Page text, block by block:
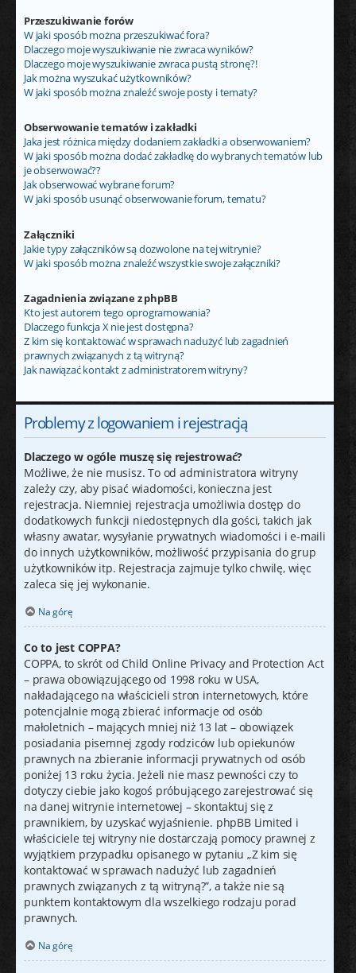
Przeszukiwanie forów
W jaki sposób można przeszukiwać fora?
Dlaczego moje wyszukiwanie nie zwraca wyników?
Dlaczego moje wyszukiwanie zwraca pustą stronę?!
Jak można wyszukać użytkowników?
W jaki sposób można znaleźć swoje posty i tematy?
Obserwowanie tematów i zakładki
Jaka jest różnica między dodaniem zakładki a obserwowaniem?
W jaki sposób można dodać zakładkę do wybranych tematów lub
je obserwować??
Jak obserwować wybrane forum?
W jaki sposób usunąć obserwowanie forum, tematu?
Załączniki
Jakie typy załączników są dozwolone na tej witrynie?
W jaki sposób można znaleźć wszystkie swoje załączniki?
Zagadnienia związane z phpBB
Kto jest autorem tego oprogramowania?
Dlaczego funkcja X nie jest dostępna?
Z kim się kontaktować w sprawach nadużyć lub zagadnień
prawnych związanych z tą witryną?
Jak nawiązać kontakt z administratorem witryny?
Problemy z logowaniem i rejestracją
Dlaczego w ogóle muszę się rejestrować?
Możliwe, że nie musisz. To od administratora witryny
zależy czy, aby pisać wiadomości, konieczna jest
rejestracja. Niemniej rejestracja umożliwia dostęp do
dodatkowych funkcji niedostępnych dla gości, takich jak
własny awatar, wysyłanie prywatnych wiadomości i e-maili
do innych użytkowników, możliwość przypisania do grup
użytkowników itp. Rejestracja zajmuje tylko chwilę, więc
zaleca się jej wykonanie.
Na górę
Co to jest COPPA?
COPPA, to skrót od Child Online Privacy and Protection Act
– prawa obowiązującego od 1998 roku w USA,
nakładającego na właścicieli stron internetowych, które
potencjalnie mogą zbierać informacje od osób
małoletnich – mających mniej niż 13 lat – obowiązek
posiadania pisemnej zgody rodziców lub opiekunów
prawnych na zbieranie informacji prywatnych od osób
poniżej 13 roku życia. Jeżeli nie masz pewności czy to
dotyczy ciebie jako kogoś próbującego zarejestrować się
na danej witrynie internetowej – skontaktuj się z
prawnikiem, by uzyskać wyjaśnienie. phpBB Limited i
właściciele tej witryny nie dostarczają pomocy prawnej z
wyjątkiem przypadku opisanego w pytaniu „Z kim się
kontaktować w sprawach nadużyć lub zagadnień
prawnych związanych z tą witryną?”, a także nie są
punktem kontaktowym dla wszelkiego rodzaju porad
prawnych.
Na górę